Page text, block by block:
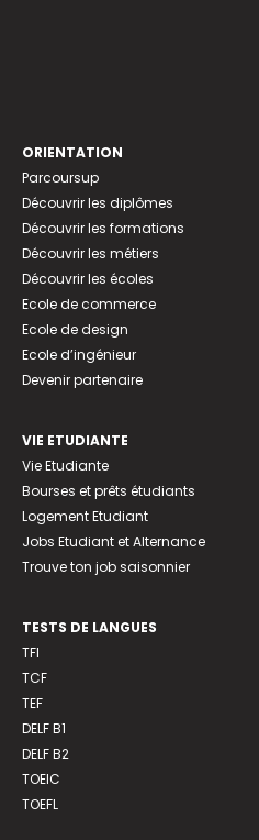
ORIENTATION
Parcoursup
Découvrir les diplômes
Découvrir les formations
Découvrir les métiers
Découvrir les écoles
Ecole de commerce
Ecole de design
Ecole d’ingénieur
Devenir partenaire
VIE ETUDIANTE
Vie Etudiante
Bourses et prêts étudiants
Logement Etudiant
Jobs Etudiant et Alternance
Trouve ton job saisonnier
TESTS DE LANGUES
TFI
TCF
TEF
DELF B1
DELF B2
TOEIC
TOEFL